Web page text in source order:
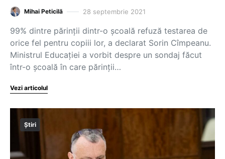
Mihai Peticilă 28 septembrie 2021
99% dintre părinții dintr-o școală refuză testarea de
orice fel pentru copiii lor, a declarat Sorin Cîmpeanu.
Ministrul Educației a vorbit despre un sondaj făcut
într-o școală în care părinții…
Vezi articolul
Știri